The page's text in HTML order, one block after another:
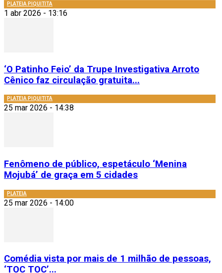
PLATEIA PIQUITITA
1 abr 2026 - 13:16
‘O Patinho Feio’ da Trupe Investigativa Arroto
Cênico faz circulação gratuita...
PLATEIA PIQUITITA
25 mar 2026 - 14:38
Fenômeno de público, espetáculo ‘Menina
Mojubá’ de graça em 5 cidades
PLATEIA
25 mar 2026 - 14:00
Comédia vista por mais de 1 milhão de pessoas,
‘TOC TOC’...